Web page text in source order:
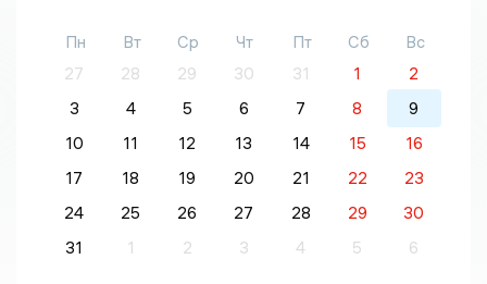
Пн Вт Ср Чт Пт Сб
Вс
27
28 29 30 31 1
2
3
4 5 6 7 8
9
10
11 12 13 14 15
16
17
18 19 20 21 22
23
24
25 26 27 28 29
30
31
1 2 3 4 5 6